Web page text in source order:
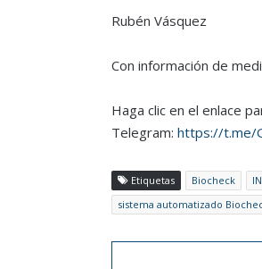
Rubén Vásquez
Con información de
Haga clic en el enlace
Telegram: https://t.me/
Etiquetas Biocheck
sistema automatizado